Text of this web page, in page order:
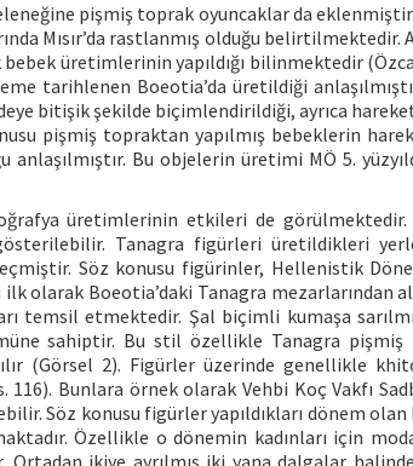
pişmiş toprak oyuncaklar da
Mısır’da rastlanmış olduğu belirtilmektedir.
üretimlerinin yapıldığı bilinmektedir
tarihlenen Boeotia’da üretildiği
bitişik şekilde biçimlendirildiği, ayrıca
pişmiş topraktan yapılmış bebeklerin
Bu objelerin üretimi MÖ 5.
üretimlerinin etkileri de
Tanagra figürleri üretildikleri
Söz konusu figürinler, Hellenistik
olarak Boeotia’daki Tanagra mezarlarından
temsil etmektedir. Şal biçimli kumaşa
sahiptir. Bu stil özellikle Tanagra pişmiş
(Görsel 2). Figürler üzerinde genellikle
116). Bunlara örnek olarak Vehbi Koç Vakfı
Söz konusu figürler yapıldıkları dönem
Özellikle o dönemin kadınları için